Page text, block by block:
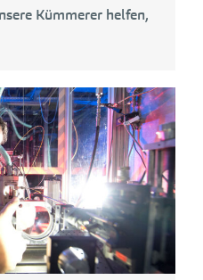
Kümmerer helfen,